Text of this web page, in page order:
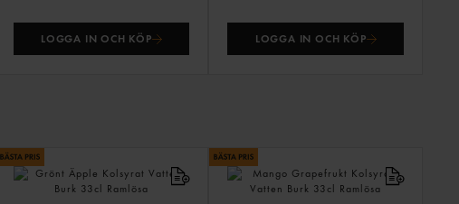
LOGGA IN OCH KÖP LOGGA IN OCH KÖP